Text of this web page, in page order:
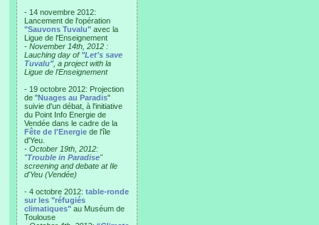
- 14 novembre 2012:
Lancement de l'opération
"Sauvons Tuvalu" avec la
Ligue de l'Enseignement
- November 14th, 2012 :
Lauching day of "Let's save
Tuvalu", a project with la
Ligue de l'Enseignement
- 19 octobre 2012: Projection
de "Nuages au Paradis"
suivie d'un débat, à l'initiative
du Point Info Energie de
Vendée dans le cadre de la
Fête de l'Energie de l'île
d'Yeu.
- October 19th, 2012:
"Trouble in Paradise"
screening and debate at Ile
d'Yeu (Vendée)
- 4 octobre 2012: table-ronde
sur les "réfugiés
climatiques" au Muséum de
Toulouse